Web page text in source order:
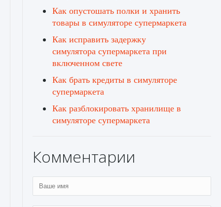
Как опустошать полки и хранить
товары в симуляторе супермаркета
Как исправить задержку
симулятора супермаркета при
включенном свете
Как брать кредиты в симуляторе
супермаркета
Как разблокировать хранилище в
симуляторе супермаркета
Комментарии